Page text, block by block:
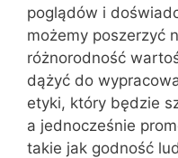
poglądów i
możemy poszerzyć
różnorodność
dążyć do
etyki, który będzie
a jednocześnie
takie jak godność